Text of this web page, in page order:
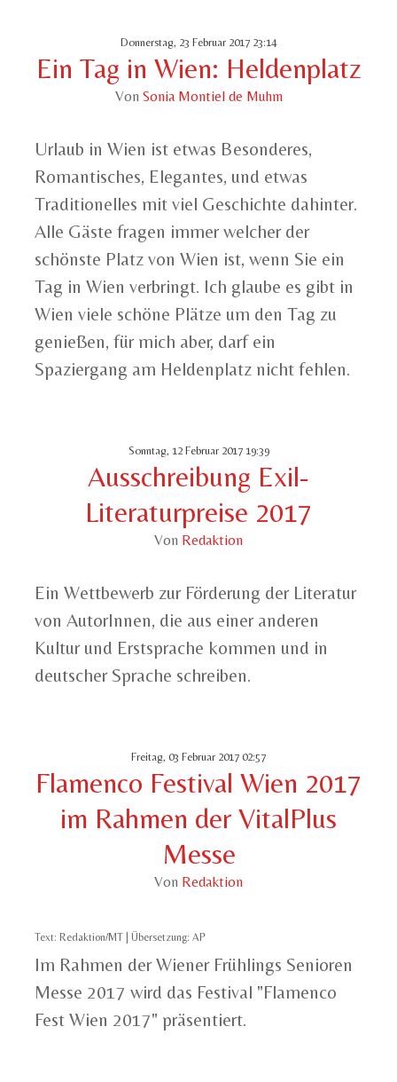
Donnerstag, 23 Februar 2017 23:14
Ein Tag in Wien: Heldenplatz
Von Sonia Montiel de Muhm
Urlaub in Wien ist etwas Besonderes,
Romantisches, Elegantes, und etwas
Traditionelles mit viel Geschichte dahinter.
Alle Gäste fragen immer welcher der
schönste Platz von Wien ist, wenn Sie ein
Tag in Wien verbringt. Ich glaube es gibt in
Wien viele schöne Plätze um den Tag zu
genießen, für mich aber, darf ein
Spaziergang am Heldenplatz nicht fehlen.
Sonntag, 12 Februar 2017 19:39
Ausschreibung Exil-
Literaturpreise 2017
Von Redaktion
Ein Wettbewerb zur Förderung der Literatur
von AutorInnen, die aus einer anderen
Kultur und Erstsprache kommen und in
deutscher Sprache schreiben.
Freitag, 03 Februar 2017 02:57
Flamenco Festival Wien 2017
im Rahmen der VitalPlus
Messe
Von Redaktion
Text: Redaktion/MT | Übersetzung: AP
Im Rahmen der Wiener Frühlings Senioren
Messe 2017 wird das Festival "Flamenco
Fest Wien 2017" präsentiert.